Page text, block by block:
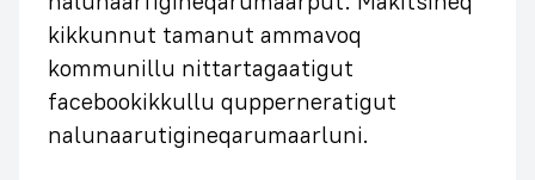
kikkunnut tamanut ammavoq
kommunillu nittartagaatigut
facebookikkullu qupperneratigut
nalunaarutigineqarumaarluni.